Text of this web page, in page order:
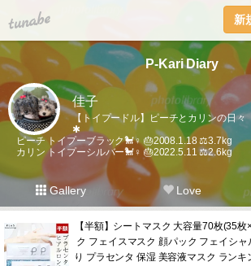
tuna.be 新
P-Kari Diary
佳子
【トイプードル】ピーチとカリンの日々
✱
ピーチ トイプーブラック🐩♀ 🎂2008.1.18 ⚖️3.7kg
カリン トイプーシルバー🐩♀ 🎂2022.5.11 ⚖️2.6kg
Gallery Love
【半額】シートマスク 大容量70枚(35
ク フェイスマスク 顔パック フェイシ
り プラセンタ 保湿 美容液マスク ラン